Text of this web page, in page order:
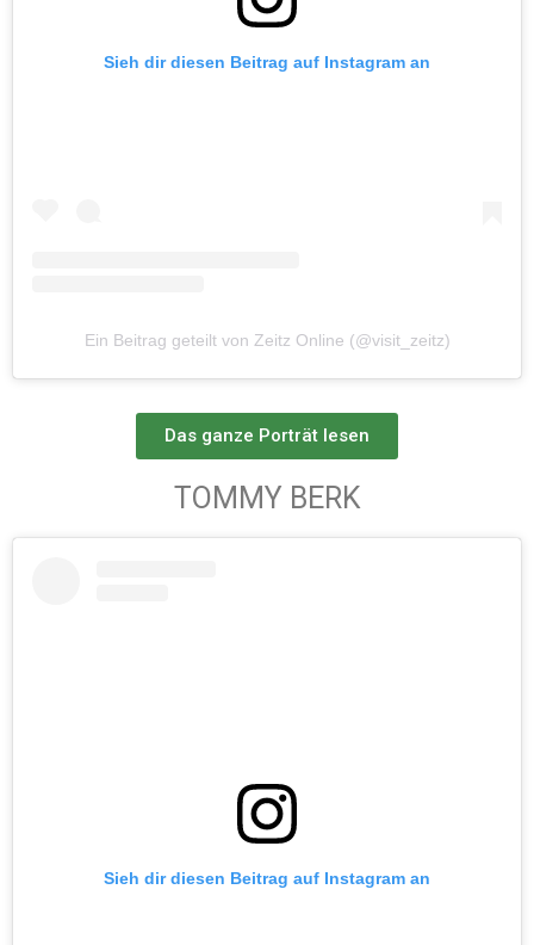
Sieh dir diesen Beitrag auf Instagram an
Ein Beitrag geteilt von Zeitz Online (@visit_zeitz)
Das ganze Porträt lesen
TOMMY BERK
Sieh dir diesen Beitrag auf Instagram an